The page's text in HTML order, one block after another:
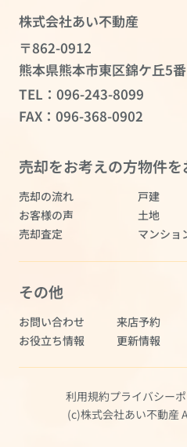
株式会社あい不動産
〒862-0912
熊本県熊本市東区錦ケ丘5
TEL： 096-243-8099
FAX：096-368-0902
売却をお考えの方
売却の流れ
お客様の声
売却査定
物件を
戸建
土地
マンショ
その他
お問い合わせ 来店予約
お役立ち情報
更新情報
利用規約プライバシー
(c)株式会社あい不動産